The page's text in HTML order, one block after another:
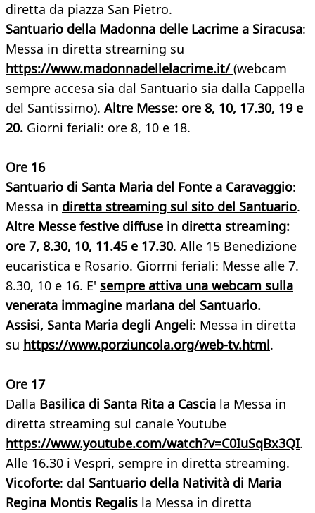
diretta da piazza San Pietro.
Santuario della Madonna delle Lacrime a Siracusa:
Messa in diretta streaming su
https://www.madonnadellelacrime.it/(webcam
sempre accesa sia dal Santuario sia dalla Cappella
del Santissimo). Altre Messe: ore 8, 10, 17.30, 19 e
20. Giorni feriali: ore 8, 10 e 18.
Ore 16
Santuario di Santa Maria del Fonte a Caravaggio:
Messa in diretta streaming sul sito del Santuario.
Altre Messe festive diffuse in diretta streaming:
ore 7, 8.30, 10, 11.45 e 17.30. Alle 15 Benedizione
eucaristica e Rosario. Giorrni feriali: Messe alle 7.
8.30, 10 e 16. E' sempre attiva una webcam sulla
venerata immagine mariana del Santuario.
Assisi, Santa Maria degli Angeli: Messa in diretta
su https://www.porziuncola.org/web-tv.html.
Ore 17
Dalla Basilica di Santa Rita a Cascia la Messa in
diretta streaming sul canale Youtube
https://www.youtube.com/watch?v=C0IuSqBx3QI.
Alle 16.30 i Vespri, sempre in diretta streaming.
Vicoforte: dal Santuario della Natività di Maria
Regina Montis Regalis la Messa in diretta